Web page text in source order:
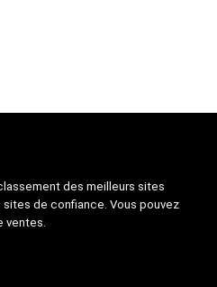
des meilleurs sites
de confiance. Vous pouvez
ventes.